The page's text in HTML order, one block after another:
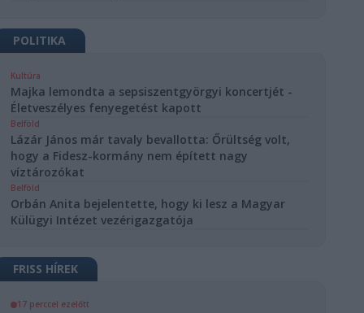
POLITIKA
Kultúra
Majka lemondta a sepsiszentgyörgyi koncertjét -
Életveszélyes fenyegetést kapott
Belföld
Lázár János már tavaly bevallotta: Őrültség volt,
hogy a Fidesz-kormány nem épített nagy
víztározókat
Belföld
Orbán Anita bejelentette, hogy ki lesz a Magyar
Külügyi Intézet vezérigazgatója
FRISS HÍREK
17 perccel ezelőtt